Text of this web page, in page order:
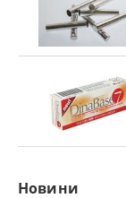
Новини